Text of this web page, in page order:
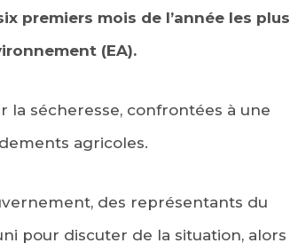
premiers mois de l’année les plus
(EA).
la sécheresse, confrontées à une
agricoles.
des représentants du
pour discuter de la situation, alors